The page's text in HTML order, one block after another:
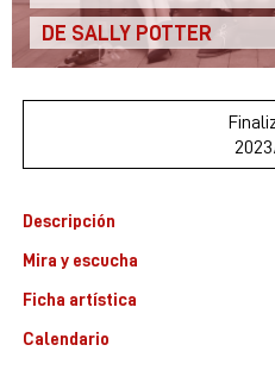
DE SALLY POTTER
Descripción
Mira y escucha
Ficha artística
Calendario